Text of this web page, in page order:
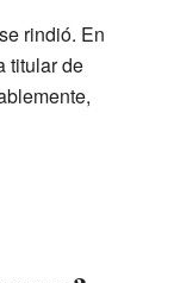
rindió. En
titular de